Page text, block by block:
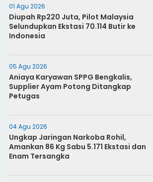
01 Agu 2026
Diupah Rp220 Juta, Pilot Malaysia
Selundupkan Ekstasi 70.114 Butir ke
Indonesia
05 Agu 2026
Aniaya Karyawan SPPG Bengkalis,
Supplier Ayam Potong Ditangkap
Petugas
04 Agu 2026
Ungkap Jaringan Narkoba Rohil,
Amankan 86 Kg Sabu 5.171 Ekstasi dan
Enam Tersangka